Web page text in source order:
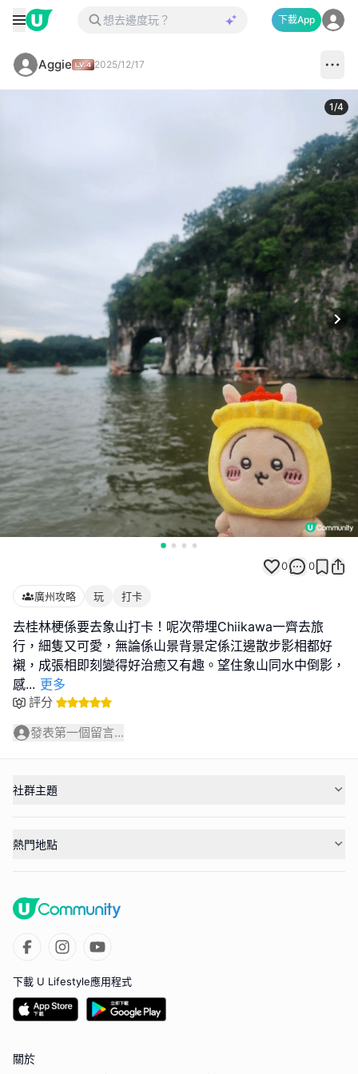
下載App
Aggie 2025/12/17
1/4
0 0
廣州攻略 玩 打卡
去桂林梗係要去象山打卡！呢次帶埋Chiikawa一齊去旅
行，細隻又可愛，無論係山景背景定係江邊散步影相都好
襯，成張相即刻變得好治癒又有趣。望住象山同水中倒影，
感... 更多
評分
發表第一個留言...
社群主題
熱門地點
下載 U Lifestyle應用程式
關於